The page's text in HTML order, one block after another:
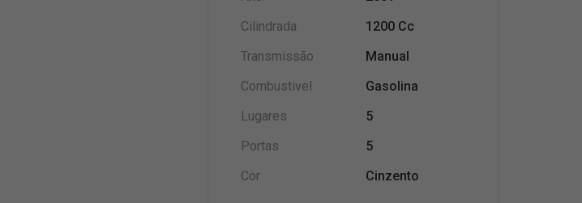
Cilindrada
1200 Cc
Transmissão
Manual
Combustivel
Gasolina
Lugares
5
Portas
5
Cor
Cinzento